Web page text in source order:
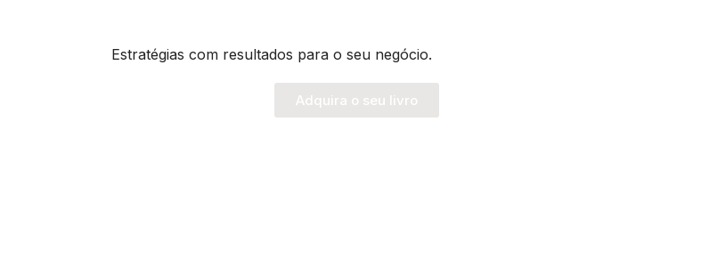
Estratégias com resultados para o seu negócio.
Adquira o seu livro